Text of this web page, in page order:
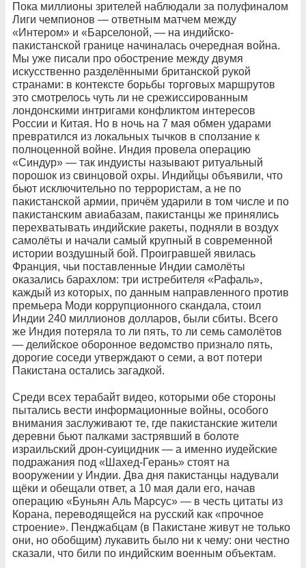
Пока миллионы зрителей наблюдали за полуфиналом
Лиги чемпионов — ответным матчем между
«Интером» и «Барселоной, — на индийско-
пакистанской границе начиналась очередная война.
Мы уже писали про обострение между двумя
искусственно разделёнными британской рукой
странами: в контексте борьбы торговых маршрутов
это смотрелось чуть ли не срежиссированным
лондонскими интригами конфликтом интересов
России и Китая. Но в ночь на 7 мая обмен ударами
превратился из локальных тычков в сползание к
полноценной войне. Индия провела операцию
«Синдур» — так индуисты называют ритуальный
порошок из свинцовой охры. Индийцы объявили, что
бьют исключительно по террористам, а не по
пакистанской армии, причём ударили в том числе и по
пакистанским авиабазам, пакистанцы же принялись
перехватывать индийские ракеты, подняли в воздух
самолёты и начали самый крупный в современной
истории воздушный бой. Проигравшей явилась
Франция, чьи поставленные Индии самолёты
оказались барахлом: три истребителя «Рафаль»,
каждый из которых, по данным направленного против
премьера Моди коррупционного скандала, стоил
Индии 240 миллионов долларов, были сбиты. Всего
же Индия потеряла то ли пять, то ли семь самолётов
— делийское оборонное ведомство признало пять,
дорогие соседи утверждают о семи, а вот потери
Пакистана остались загадкой.
Среди всех терабайт видео, которыми обе стороны
пытались вести информационные войны, особого
внимания заслуживают те, где пакистанские жители
деревни бьют палками застрявший в болоте
израильский дрон-суицидник — а именно иудейские
подражания под «Шахед-Герань» стоят на
вооружении у Индии. Два дня пакистанцы надували
щёки и обещали ответ, а 10 мая дали его, начав
операцию «Буньян Аль Марсус» — в честь цитаты из
Корана, переводящейся на русский как «прочное
строение». Пенджабцам (в Пакистане живут не только
они, но обобщим) лукавить было ни к чему: они честно
сказали, что били по индийским военным объектам.